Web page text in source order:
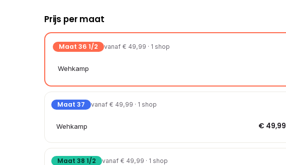
Prijs per maat
Maat 36 1/2 vanaf € 49,99 · 1 shop
Wehkamp
Maat 37 vanaf € 49,99 · 1 shop
Wehkamp € 49,99
Maat 38 1/2 vanaf € 49,99 · 1 shop